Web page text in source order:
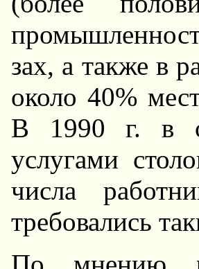
зах, а также в
около 40%
В 1990 г. в
услугами
числа
тpебовались